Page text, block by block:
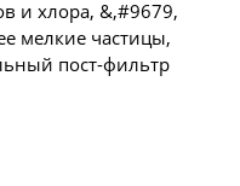
и хлора, &,#9679,
мелкие частицы,
пост-фильтр